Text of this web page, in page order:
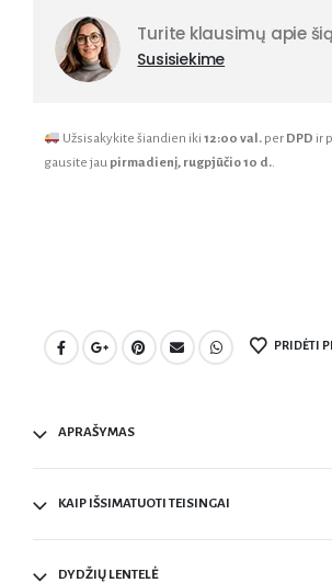
Turite klausimų apie
Susisiekime
Užsisakykite šiandien iki 12:00 val.per DPD ir
gausite jau pirmadienį, rugpjūčio 10 d..
PRIDĖTI
APRAŠYMAS
KAIP IŠSIMATUOTI TEISINGAI
DYDŽIŲ LENTELĖ